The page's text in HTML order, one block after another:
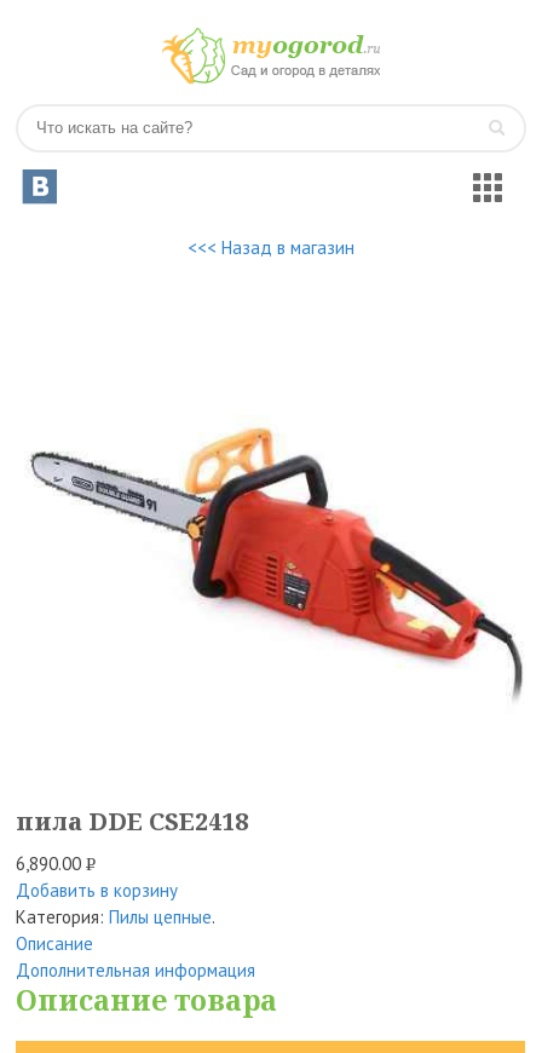
<<< Назад в магазин
пила DDE CSE2418
6,890.00Р
УБ.
Добавить в корзину
Категория:Пилы цепные.
Описание
Дополнительная информация
Описание товара